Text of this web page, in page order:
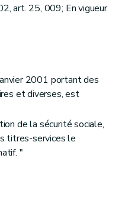
art. 25, 009; En vigueur
2001 portant des
et diverses, est
de la sécurité sociale,
titres-services le
"